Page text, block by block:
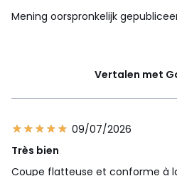
Mening oorspronkelijk
Vertalen met
09/07/2026
Très bien
Coupe flatteuse et conforme à